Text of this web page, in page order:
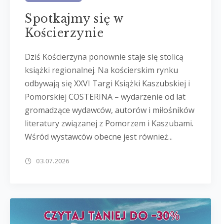
Spotkajmy się w
Kościerzynie
Dziś Kościerzyna ponownie staje się stolicą
książki regionalnej. Na kościerskim rynku
odbywają się XXVI Targi Książki Kaszubskiej i
Pomorskiej COSTERINA – wydarzenie od lat
gromadzące wydawców, autorów i miłośników
literatury związanej z Pomorzem i Kaszubami.
Wśród wystawców obecne jest również...
03.07.2026